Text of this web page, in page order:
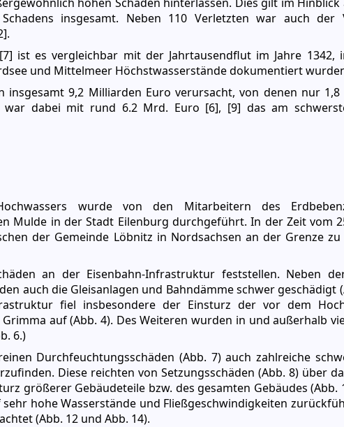
insgesamt. Neben 110 Verletzten war auch der
ist es vergleichbar mit der Jahrtausendflut im Jahre 1342,
und Mittelmeer Höchstwasserstände dokumentiert
insgesamt 9,2 Milliarden Euro verursacht, von denen nur
war dabei mit rund 6.2 Mrd. Euro [6], [9] das am
wurde von den Mitarbeitern des
Mulde in der Stadt Eilenburg durchgeführt. In der Zeit vom
der Gemeinde Löbnitz in Nordsachsen an der Grenze zu
an der Eisenbahn-Infrastruktur feststellen. Neben
auch die Gleisanlagen und Bahndämme schwer geschädigt
fiel insbesondere der Einsturz der vor dem
auf (Abb. 4). Des Weiteren wurden in und außerhalb
6.)
Durchfeuchtungsschäden (Abb. 7) auch zahlreiche
Diese reichten von Setzungsschäden (Abb. 8) über
größerer Gebäudeteile bzw. des gesamten Gebäudes (Abb.
hohe Wasserstände und Fließgeschwindigkeiten
(Abb. 12 und Abb. 14).